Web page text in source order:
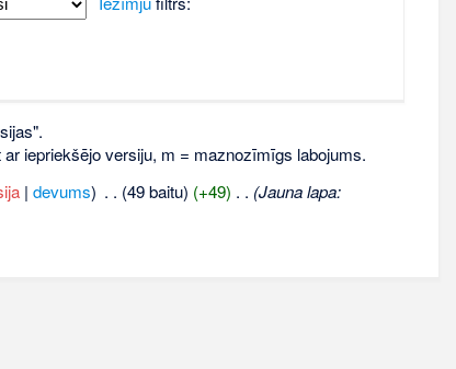
iepriekšējo versiju, m = maznozīmīgs labojums.
| devums) . . (49 baitu) (+49) . . (Jauna lapa: